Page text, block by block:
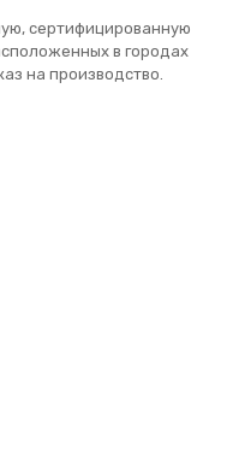
сертифицированную
в городах
на производство.